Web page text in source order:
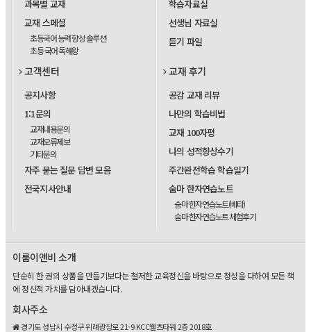
과목별 교재
교재 스페셜
초등국어 능력 향상 솔루션
초등 국어 독해왕
학습자료실
선생님 자료실
듣기 파일
고객센터
공지사항
1:1문의
교재내용문의
교재오류제보
기타문의
자주 묻는 질문 답변 모음
전국지사안내
교재 후기
공감 교재 리뷰
나만의 학습비법
교재 100자평
나의 성적향상수기
주간완전학습 학습일기
숨마 한자연습노트
숨마 한자연습노트(베타)
숨마 한자연습노트 체험후기
이룸이앤비 소개
단순히 한 권의 상품을 만들기보다는 철저한 교육정신을 바탕으로 정성을 다하여 모든 책
에 정신적 가치를 담아내겠습니다.
회사주소
경기도 성남시 수정구 위례광장로 21-9 KCC웰츠타워 2층 2018호